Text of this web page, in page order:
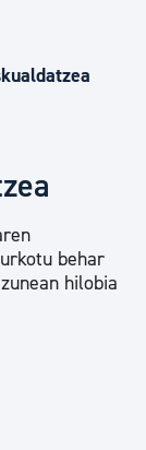
behar
hilobia